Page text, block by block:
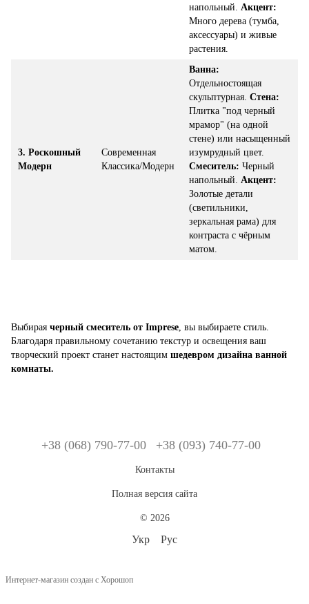
напольный. Акцент:
Много дерева (тумба,
аксессуары) и живые
растения.
3. Роскошный
Модерн
Современная
Классика/Модерн
Ванна:
Отдельностоящая
скульптурная. Стена:
Плитка "под черный
мрамор" (на одной
стене) или насыщенный
изумрудный цвет.
Смеситель: Черный
напольный. Акцент:
Золотые детали
(светильники,
зеркальная рама) для
контраста с чёрным
матом.
Выбирая черный смеситель от Imprese, вы выбираете стиль.
Благодаря правильному сочетанию текстур и освещения ваш
творческий проект станет настоящим шедевром дизайна ванной
комнаты.
+38 (068) 790-77-00 +38 (093) 740-77-00
Контакты
Полная версия сайта
© 2026
Укр Рус
Интернет-магазин создан с Хорошоп